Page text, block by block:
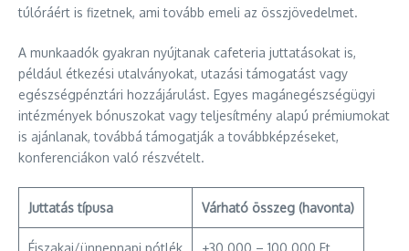
túlóráért is fizetnek, ami tovább emeli az összjövedelmet.
A munkaadók gyakran nyújtanak cafeteria juttatásokat is,
például étkezési utalványokat, utazási támogatást vagy
egészségpénztári hozzájárulást. Egyes magánegészségügyi
intézmények bónuszokat vagy teljesítmény alapú prémiumokat
is ajánlanak, továbbá támogatják a továbbképzéseket,
konferenciákon való részvételt.
Juttatás típusa Várható összeg (havonta)
Éjszakai/ünnepnapi pótlék +30 000 – 100 000 Ft